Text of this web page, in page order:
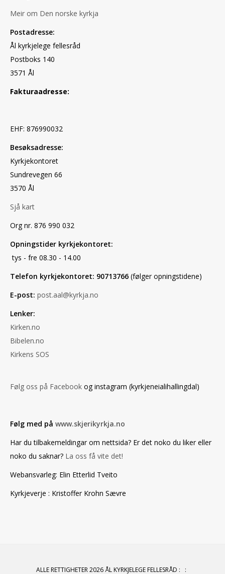
Meir om Den norske kyrkja
Postadresse:
Ål kyrkjelege fellesråd
Postboks 140
3571 Ål
Fakturaadresse:
EHF: 876990032
Besøksadresse:
Kyrkjekontoret
Sundrevegen 66
3570 Ål
Sjå kart
Org nr. 876 990 032
Opningstider kyrkjekontoret:
tys - fre 08.30 - 14.00
Telefon kyrkjekontoret: 90713766 (følger opningstidene)
E-post: post.aal@kyrkja.no
Lenker:
Kirken.no
Bibelen.no
Kirkens SOS
Følg oss på Facebook og instagram (kyrkjeneialihallingdal)
Følg med på www.skjerikyrkja.no
Har du tilbakemeldingar om nettsida? Er det noko du liker eller
noko du saknar? La oss få vite det!
Webansvarleg: Elin Etterlid Tveito
Kyrkjeverje : Kristoffer Krohn Sævre
ALLE RETTIGHETER 2026 ÅL KYRKJELEGE FELLESRÅD : :